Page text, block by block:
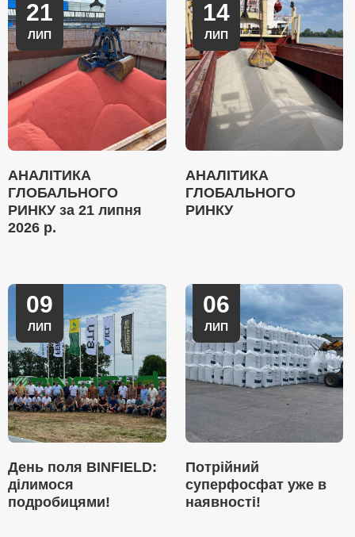
21
ЛИП
АНАЛІТИКА
ГЛОБАЛЬНОГО
РИНКУ за 21 липня
2026 р.
14
ЛИП
АНАЛІТИКА
ГЛОБАЛЬНОГО
РИНКУ
09
ЛИП
День поля BINFIELD:
ділимося
подробицями!
06
ЛИП
Потрійний
суперфосфат уже в
наявності!